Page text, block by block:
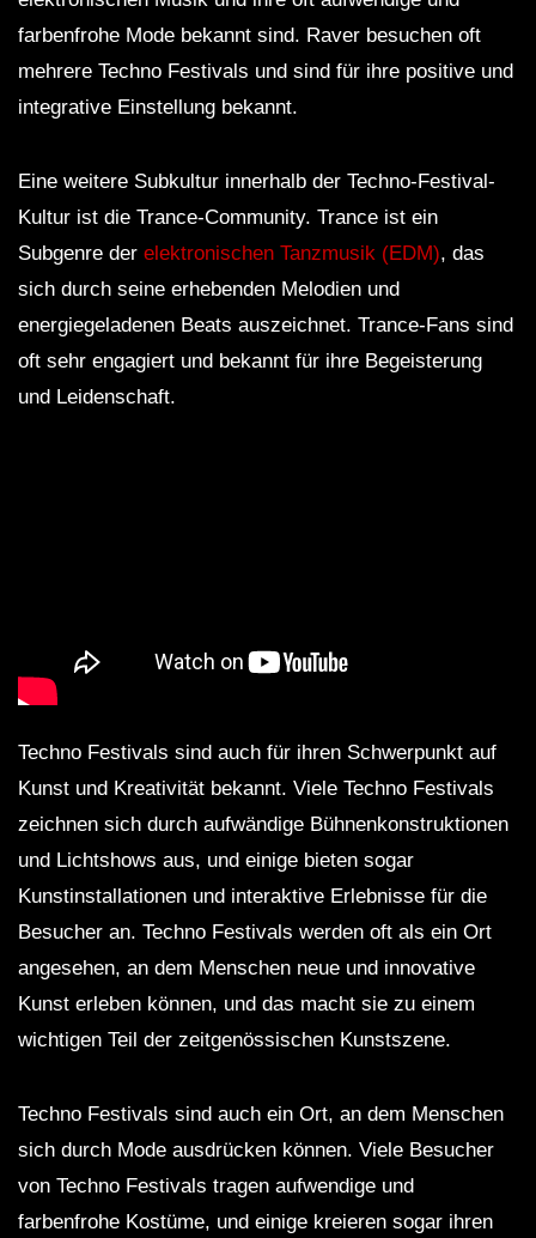
farbenfrohe Mode bekannt sind. Raver besuchen oft
mehrere Techno Festivals und sind für ihre positive und
integrative Einstellung bekannt.
Eine weitere Subkultur innerhalb der Techno-Festival-
Kultur ist die Trance-Community. Trance ist ein
Subgenre der elektronischen Tanzmusik (EDM), das
sich durch seine erhebenden Melodien und
energiegeladenen Beats auszeichnet. Trance-Fans sind
oft sehr engagiert und bekannt für ihre Begeisterung
und Leidenschaft.
Techno Festivals sind auch für ihren Schwerpunkt auf
Kunst und Kreativität bekannt. Viele Techno Festivals
zeichnen sich durch aufwändige Bühnenkonstruktionen
und Lichtshows aus, und einige bieten sogar
Kunstinstallationen und interaktive Erlebnisse für die
Besucher an. Techno Festivals werden oft als ein Ort
angesehen, an dem Menschen neue und innovative
Kunst erleben können, und das macht sie zu einem
wichtigen Teil der zeitgenössischen Kunstszene.
Techno Festivals sind auch ein Ort, an dem Menschen
sich durch Mode ausdrücken können. Viele Besucher
von Techno Festivals tragen aufwendige und
farbenfrohe Kostüme, und einige kreieren sogar ihren